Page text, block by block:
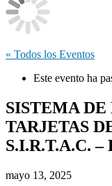
« Todos los Eventos
Este evento ha
SISTEMA DE
TARJETAS
S.I.R.T.A.C. –
mayo 13, 2025